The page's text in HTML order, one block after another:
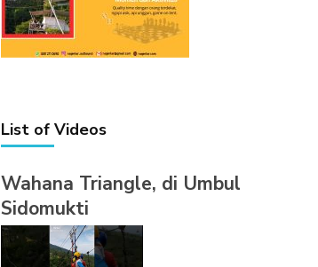
List of Videos
Wahana Triangle, di Umbul
Sidomukti